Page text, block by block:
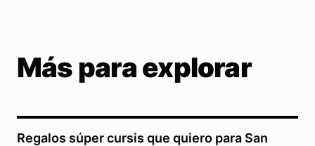
Más para explorar
Regalos súper cursis que quiero para San